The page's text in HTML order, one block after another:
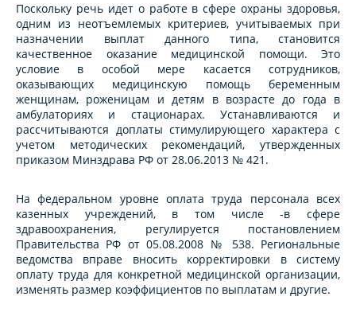
Поскольку речь идет о работе в сфере охраны здоровья,
одним из неотъемлемых критериев, учитываемых при
назначении выплат данного типа, становится
качественное оказание медицинской помощи. Это
условие в особой мере касается сотрудников,
оказывающих медицинскую помощь беременным
женщинам, роженицам и детям в возрасте до года в
амбулаториях и стационарах. Устанавливаются и
рассчитываются доплаты стимулирующего характера с
учетом методических рекомендаций, утвержденных
приказом Минздрава РФ от 28.06.2013 № 421.
На федеральном уровне оплата труда персонала всех
казенных учреждений, в том числе -в сфере
здравоохранения, регулируется постановлением
Правительства РФ от 05.08.2008 № 538. Региональные
ведомства вправе вносить корректировки в систему
оплату труда для конкретной медицинской организации,
изменять размер коэффициентов по выплатам и другие.